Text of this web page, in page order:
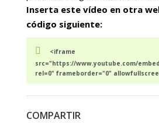
Inserta este vídeo en otra
código siguiente:
<iframe
src="https://www.youtube.com/
rel=0" frameborder="0"
COMPARTIR